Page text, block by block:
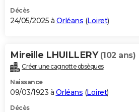
Décès
24/05/2025 à Orléans (Loiret)
Mireille LHUILLERY (102 ans)
Créer une cagnotte obsèques
Naissance
09/03/1923 à Orléans (Loiret)
Décès